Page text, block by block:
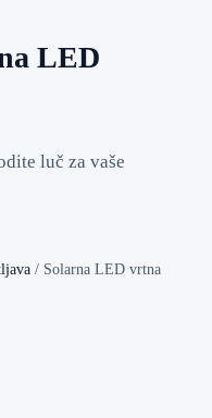
LED
luč za vaše
/ Solarna LED vrtna